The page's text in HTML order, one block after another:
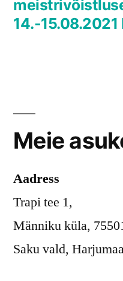
14.-15.08.2021
Meie
Aadress
Trapi tee 1,
Männiku küla,
Saku vald,